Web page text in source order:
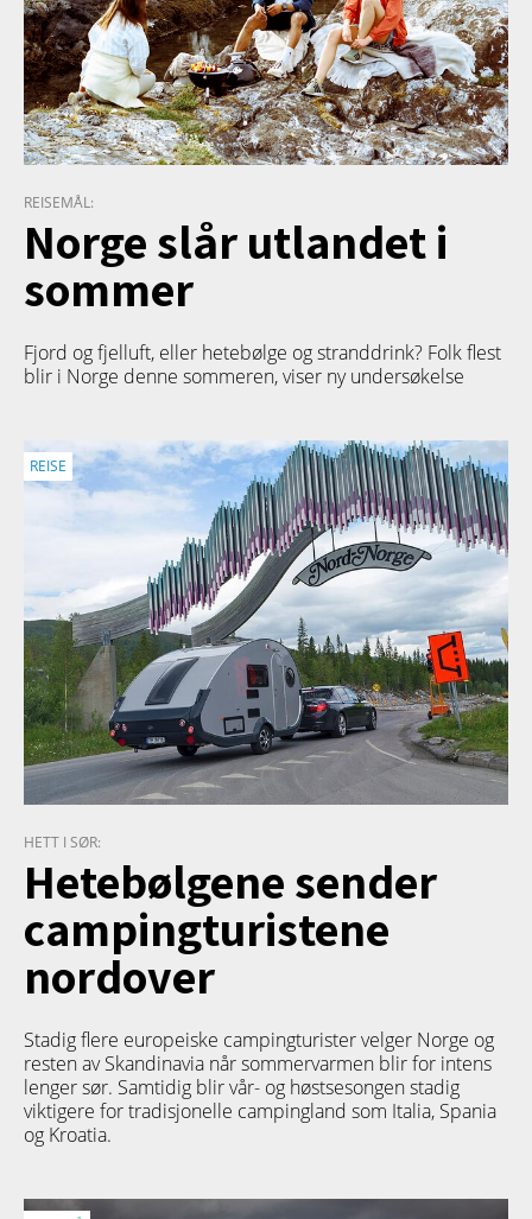
REISEMÅL:
Norge slår utlandet i
sommer
Fjord og fjelluft, eller hetebølge og stranddrink? Folk flest
blir i Norge denne sommeren, viser ny undersøkelse
REISE
HETT I SØR:
Hetebølgene sender
campingturistene
nordover
Stadig flere europeiske campingturister velger Norge og
resten av Skandinavia når sommervarmen blir for intens
lenger sør. Samtidig blir vår- og høstsesongen stadig
viktigere for tradisjonelle campingland som Italia, Spania
og Kroatia.